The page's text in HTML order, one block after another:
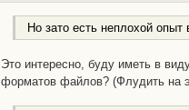
Но зато есть неплохой опыт
Это интересно, буду иметь в
форматов файлов? (Флудить на